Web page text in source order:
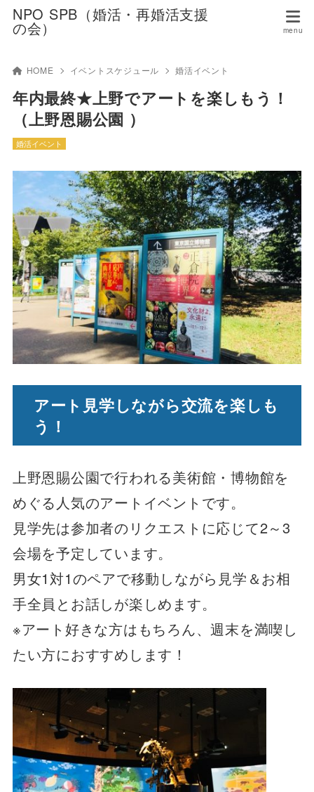
NPO SPB（婚活・再婚活支援
の会）
HOME イベントスケジュール 婚活イベント
年内最終★上野でアートを楽しもう！
（上野恩賜公園 ）
婚活イベント
アート見学しながら交流を楽しも
う！
上野恩賜公園で行われる美術館・博物館を
めぐる人気のアートイベントです。
見学先は参加者のリクエストに応じて2～3
会場を予定しています。
男女1対1のペアで移動しながら見学＆お相
手全員とお話しが楽しめます。
※アート好きな方はもちろん、週末を満喫し
たい方におすすめします！